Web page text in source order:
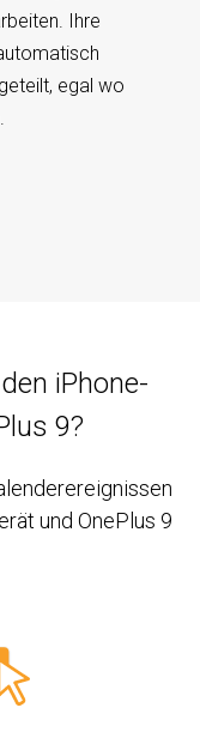
Ihre
egal wo
iPhone-
9?
und OnePlus 9